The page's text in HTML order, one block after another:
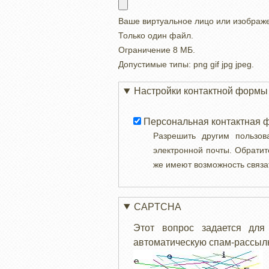
Ваше виртуальное лицо или
Только один файл.
Ограничение 8 МБ.
Допустимые типы: png gif jpg jpeg.
Настройки контактной формы
Персональная контактная
Разрешить другим
электронной почты.
же имеют возможность
CAPTCHA
Этот вопрос задается
автоматическую спам-